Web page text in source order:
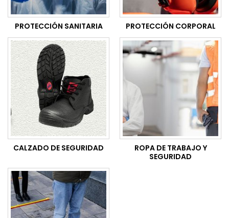
PROTECCIÓN SANITARIA PROTECCIÓN CORPORAL
CALZADO DE SEGURIDAD
ROPA DE TRABAJO Y
SEGURIDAD